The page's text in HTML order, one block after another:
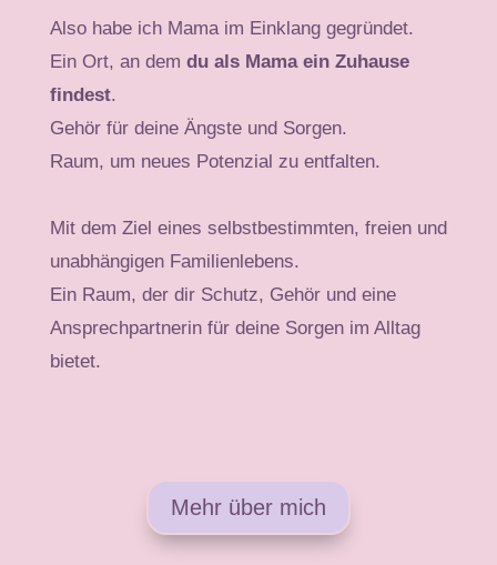
Also habe ich Mama im Einklang gegründet.
Ein Ort, an dem du als Mama ein Zuhause
findest.
Gehör für deine Ängste und Sorgen.
Raum, um neues Potenzial zu entfalten.
Mit dem Ziel eines selbstbestimmten, freien und
unabhängigen Familienlebens.
Ein Raum, der dir Schutz, Gehör und eine
Ansprechpartnerin für deine Sorgen im Alltag
bietet.
Mehr über mich